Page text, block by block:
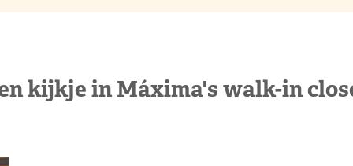
kijkje in Máxima's walk-in